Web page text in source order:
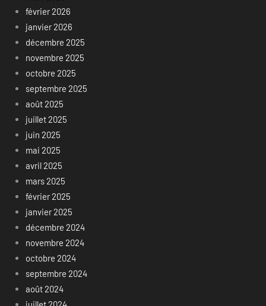
février 2026
janvier 2026
décembre 2025
novembre 2025
octobre 2025
septembre 2025
août 2025
juillet 2025
juin 2025
mai 2025
avril 2025
mars 2025
février 2025
janvier 2025
décembre 2024
novembre 2024
octobre 2024
septembre 2024
août 2024